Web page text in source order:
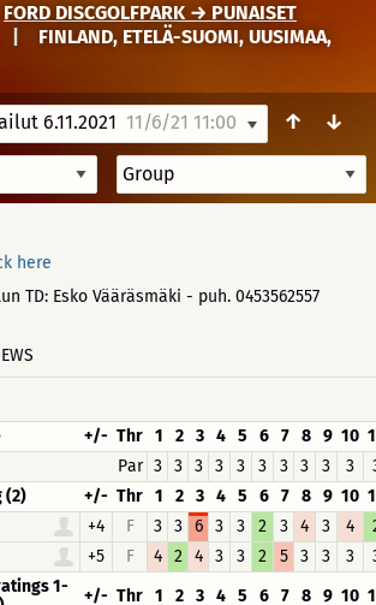
FORD DISCGOLFPARK → PUNAISET
FINLAND, ETELÄ-SUOMI, UUSIMAA,
6.11.2021 11/6/21 11:00 ↑ ↓
here
TD: Esko Vääräsmäki - puh. 0453562557
+/- Thr 1 2 3 4 5 6 7 8 9 10
Par 3 3 3 3 3 3 3 3 3 3
(2)
+/- Thr 1 2 3 4 5 6 7 8 9 10
+4 F 3 3 6 3 3 2 3 4 3 4
+5 F 4 2 4 3 3 2 5 3 3 3
1-
+/- Thr 1 2 3 4 5 6 7 8 9 10